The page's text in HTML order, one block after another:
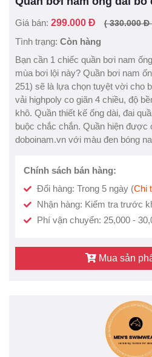
Giá bán: 299.000 Đ ( 330.000 Đ
Tình trạng: Còn hàng
Bạn cần 1 chiếc quần bơi nam
mùa bơi lội này? Quần bơi nam
251) sẽ là lựa chọn tuyệt vời cho
vải highpoly co giãn 4 chiều, độ
khô. Quần thiết kế ống dài, đai
buộc chắc chắn. Quần hiện được
doboinam.vn với màu đen bóng
Chính sách bán hàng:
Đổi hàng: Trong 5 ngày (Chi
Nhận hàng: Kiểm tra trước
Phí vận chuyển: 25,000 -
Mua sản